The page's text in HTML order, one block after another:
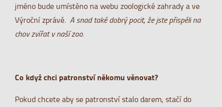
jméno bude umístěno na webu zoologické zahrady a ve
Výroční zprávě. A snad také dobrý pocit, že jste přispěli na
chov zvířat v naší zoo.
Co když chci patronství někomu věnovat?
Pokud chcete aby se patronství stalo darem, stačí do